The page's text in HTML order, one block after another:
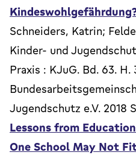
Schneiders, Katrin;
Kinder- und
Praxis : KJuG. Bd. 63. H.
Jugendschutz e.V. 2018
Lessons from
One School May Not